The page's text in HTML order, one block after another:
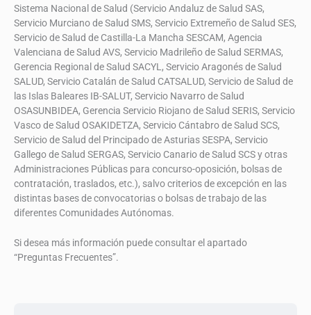
Sistema Nacional de Salud (Servicio Andaluz de Salud SAS,
Servicio Murciano de Salud SMS, Servicio Extremeño de Salud SES,
Servicio de Salud de Castilla-La Mancha SESCAM, Agencia
Valenciana de Salud AVS, Servicio Madrileño de Salud SERMAS,
Gerencia Regional de Salud SACYL, Servicio Aragonés de Salud
SALUD, Servicio Catalán de Salud CATSALUD, Servicio de Salud de
las Islas Baleares IB-SALUT, Servicio Navarro de Salud
OSASUNBIDEA, Gerencia Servicio Riojano de Salud SERIS, Servicio
Vasco de Salud OSAKIDETZA, Servicio Cántabro de Salud SCS,
Servicio de Salud del Principado de Asturias SESPA, Servicio
Gallego de Salud SERGAS, Servicio Canario de Salud SCS y otras
Administraciones Públicas para concurso-oposición, bolsas de
contratación, traslados, etc.), salvo criterios de excepción en las
distintas bases de convocatorias o bolsas de trabajo de las
diferentes Comunidades Autónomas.
Si desea más información puede consultar el apartado
“Preguntas Frecuentes”.